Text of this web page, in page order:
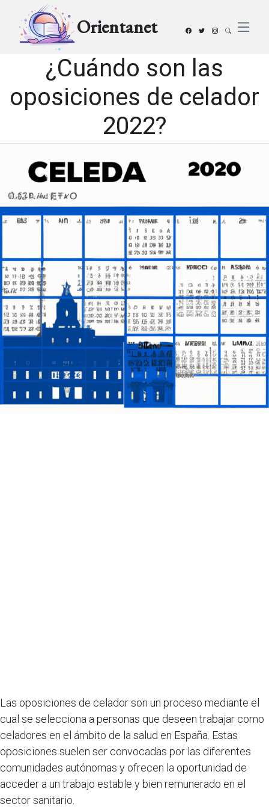
Orientanet
¿Cuándo son las
oposiciones de celador
2022?
Las oposiciones de celador son un proceso mediante el
cual se selecciona a personas que deseen trabajar como
celadores en el ámbito de la salud en España. Estas
oposiciones suelen ser convocadas por las diferentes
comunidades autónomas y ofrecen la oportunidad de
acceder a un trabajo estable y bien remunerado en el
sector sanitario.